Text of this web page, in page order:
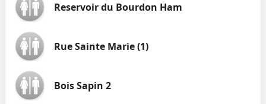
Reservoir du Bourdon Ham
Rue Sainte Marie (1)
Bois Sapin 2